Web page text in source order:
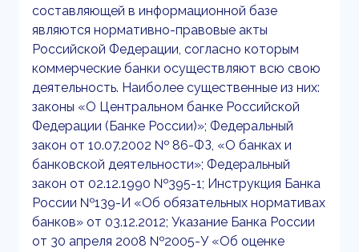
составляющей в информационной базе
являются нормативно-правовые акты
Российской Федерации, согласно которым
коммерческие банки осуществляют всю свою
деятельность. Наиболее существенные из них:
законы «О Центральном банке Российской
Федерации (Банке России)»; Федеральный
закон от 10.07.2002 № 86-ФЗ, «О банках и
банковской деятельности»; Федеральный
закон от 02.12.1990 №395-1; Инструкция Банка
России №139-И «Об обязательных нормативах
банков» от 03.12.2012; Указание Банка России
от 30 апреля 2008 №2005-У «Об оценке